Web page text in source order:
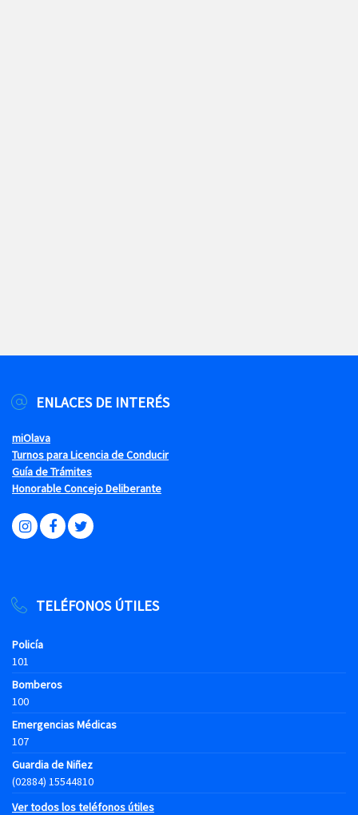
ENLACES DE INTERÉS
miOlava
Turnos para Licencia de Conducir
Guía de Trámites
Honorable Concejo Deliberante
TELÉFONOS ÚTILES
Policía
101
Bomberos
100
Emergencias Médicas
107
Guardia de Niñez
(02884) 15544810
Ver todos los teléfonos útiles